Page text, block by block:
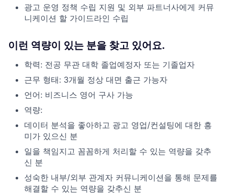
광고 운영 정책 수립 지원 및 외부 파트너사에게 커뮤
니케이션 할 가이드라인 수립
이런 역량이 있는 분을 찾고 있어요.
학력: 전공 무관 대학 졸업예정자 또는 기졸업자
근무 형태: 3개월 정상 대면 출근 가능자
언어: 비즈니스 영어 구사 가능
역량:
데이터 분석을 좋아하고 광고 영업/컨설팅에 대한 흥
미가 있으신 분
일을 책임지고 꼼꼼하게 처리할 수 있는 역량을 갖추
신 분
성숙한 내부/외부 관계자 커뮤니케이션을 통해 문제를
해결할 수 있는 역량을 갖추신 분